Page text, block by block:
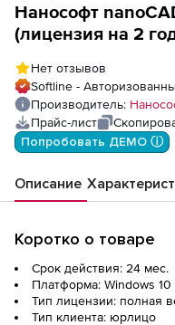
Нанософт
(лицензия на 2
Нет отзывов
Softline -
Производитель:
Прайс-лист
Попробовать ДЕМО ⓘ
Описание
Коротко о товаре
Срок действия: 24 мес.
Платформа: Windows 10
Тип лицензии: полная
Тип клиента: юрлицо